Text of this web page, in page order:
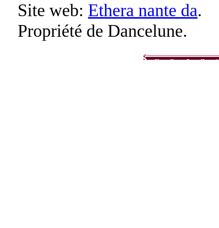
Site web: Ethera nante da.
Propriété de Dancelune.